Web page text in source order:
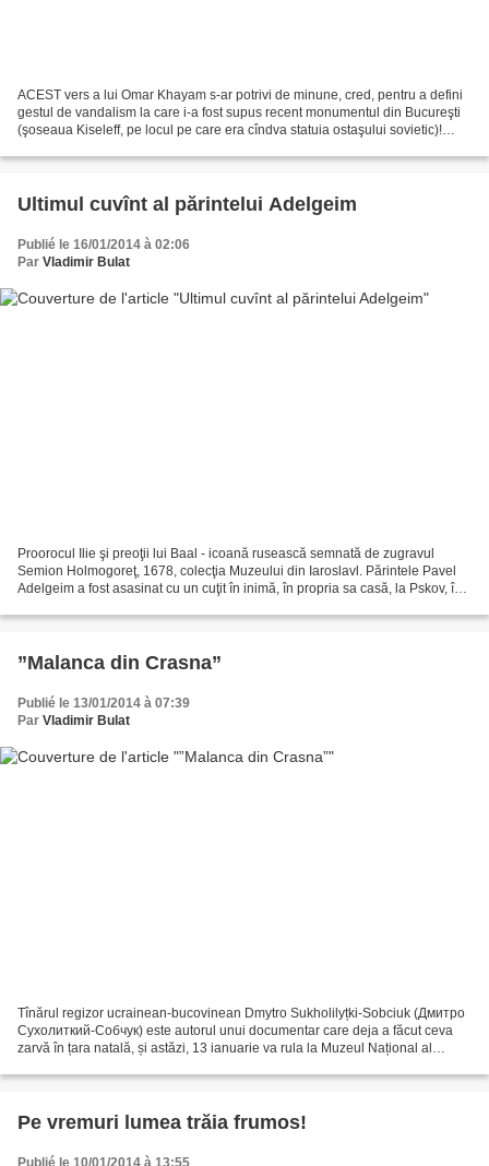
ACEST vers a lui Omar Khayam s-ar potrivi de minune, cred, pentru a defini
gestul de vandalism la care i-a fost supus recent monumentul din Bucureşti
(şoseaua Kiseleff, pe locul pe care era cîndva statuia ostaşului sovietic)!
Ultimul cuvînt al părintelui Adelgeim
Publié le 16/01/2014 à 02:06
Par Vladimir Bulat
Proorocul Ilie şi preoţii lui Baal - icoană rusească semnată de zugravul
Semion Holmogoreţ, 1678, colecţia Muzeului din Iaroslavl. Părintele Pavel
Adelgeim a fost asasinat cu un cuţit în inimă, în propria sa casă, la Pskov, în
”Malanca din Crasna”
Publié le 13/01/2014 à 07:39
Par Vladimir Bulat
Tînărul regizor ucrainean-bucovinean Dmytro Sukholilyțki-Sobciuk (Дмитро
Сухолиткий-Собчук) este autorul unui documentar care deja a făcut ceva
zarvă în țara natală, și astăzi, 13 ianuarie va rula la Muzeul Național al
Pe vremuri lumea trăia frumos!
Publié le 10/01/2014 à 13:55